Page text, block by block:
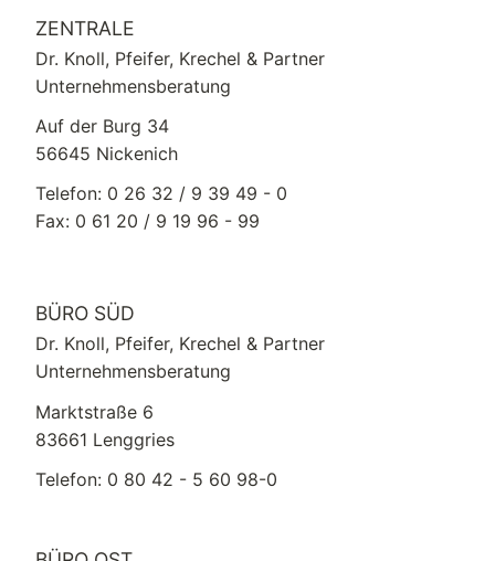
ZENTRALE
Dr. Knoll, Pfeifer, Krechel & Partner
Unternehmensberatung
Auf der Burg 34
56645 Nickenich
Telefon: 0 26 32 / 9 39 49 - 0
Fax: 0 61 20 / 9 19 96 - 99
BÜRO SÜD
Dr. Knoll, Pfeifer, Krechel & Partner
Unternehmensberatung
Marktstraße 6
83661 Lenggries
Telefon: 0 80 42 - 5 60 98-0